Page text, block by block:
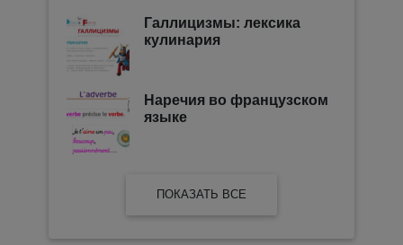
Галлицизмы: лексика
кулинария
Наречия во французском
языке
ПОКАЗАТЬ ВСЕ